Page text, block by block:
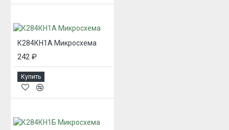
К284КН1А Микросхема
242 ₽
Купить